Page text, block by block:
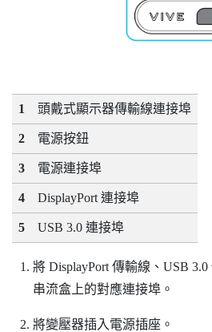
1 頭戴式顯示器傳輸線連接埠
2 電源按鈕
3 電源連接埠
4 DisplayPort 連接埠
5 USB 3.0 連接埠
將 DisplayPort傳輸線、USB 3.0
串流盒上的對應連接埠。
將變壓器插入電源插座。